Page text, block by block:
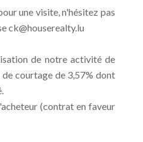
une visite, n'hésitez pas
ck@houserealty.lu
de notre activité de
courtage de 3,57% dont
(contrat en faveur